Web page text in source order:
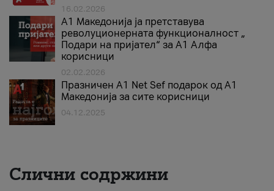
16.02.2026
А1 Македонија ја претставува
револуционерната функционалност „
Подари на пријател“ за А1 Алфа
корисници
02.02.2026
Празничен A1 Net Sеf подарок од А1
Македонија за сите корисници
04.12.2025
Слични содржини